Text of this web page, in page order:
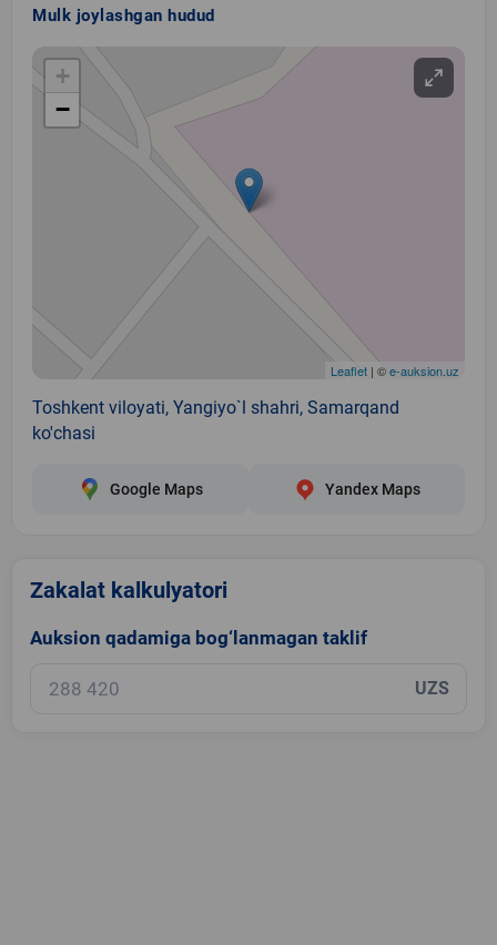
Mulk joylashgan hudud
+
−
Leaflet | ©e-auksion.uz
Toshkent viloyati, Yangiyo`l shahri, Samarqand
ko'chasi
Google Maps Yandex Maps
Zakalat kalkulyatori
Auksion qadamiga bog‘lanmagan taklif
UZS